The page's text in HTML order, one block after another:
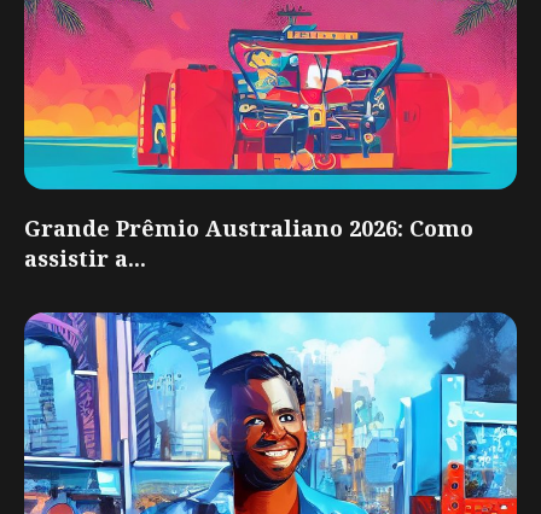
Grande Prêmio Australiano 2026: Como
assistir a...